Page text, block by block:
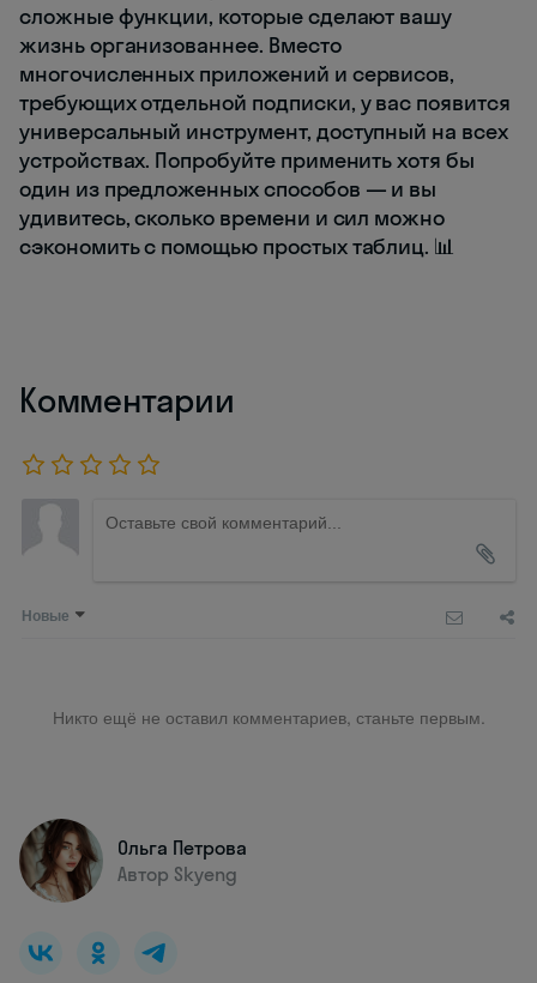
сложные функции, которые сделают вашу
жизнь организованнее. Вместо
многочисленных приложений и сервисов,
требующих отдельной подписки, у вас появится
универсальный инструмент, доступный на всех
устройствах. Попробуйте применить хотя бы
один из предложенных способов — и вы
удивитесь, сколько времени и сил можно
сэкономить с помощью простых таблиц. 📊
Комментарии
Новые
Никто ещё не оставил комментариев, станьте первым.
Ольга Петрова
Автор Skyeng